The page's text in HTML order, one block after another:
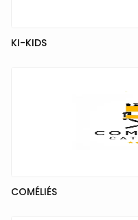
NORSK
KI-KIDS
COMÉLIÉS